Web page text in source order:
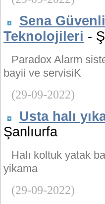
Sena
Teknolojileri -
Paradox Alarm
bayii ve servisiK
(29-09-2022)
Usta halı
Şanlıurfa
Halı koltuk yatak
yikama
(29-09-2022)